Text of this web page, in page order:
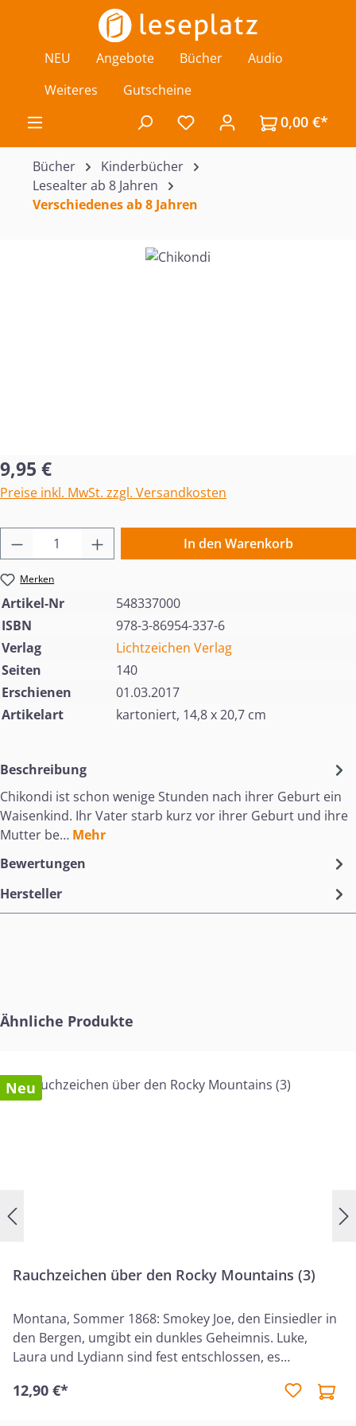
Zum Hauptinhalt springen
NEU Angebote Bücher
Audio
Weiteres
Gutscheine
Du hast 0 Produkte auf
0,00 €*
Bücher
Kinderbücher
Lesealter ab 8 Jahren
Verschiedenes ab 8 Jahren
Bildergalerie überspringen
Regulärer Preis:
9,95 €
Preise inkl. MwSt. zzgl. Versandkosten
Produkt Anzahl: Gib den gewünschten
In den Warenkorb
Merken
Artikel-Nr
548337000
ISBN
978-3-86954-337-6
Verlag
Lichtzeichen Verlag
Seiten
140
Erschienen
01.03.2017
Artikelart
kartoniert, 14,8 x 20,7 cm
Beschreibung
Chikondi ist schon wenige Stunden nach ihrer Geburt ein
Waisenkind. Ihr Vater starb kurz vor ihrer Geburt und ihre
Mutter be… Mehr
Bewertungen
Hersteller
Produktgalerie überspringen
Ähnliche Produkte
Neu
Rauchzeichen über den Rocky Mountains (3)
Montana, Sommer 1868: Smokey Joe, den Einsiedler in
den Bergen, umgibt ein dunkles Geheimnis. Luke,
Laura und Lydiann sind fest entschlossen, es
da einlassen. Auch beim ehemaligen Treckführer Nate
12,90 €*